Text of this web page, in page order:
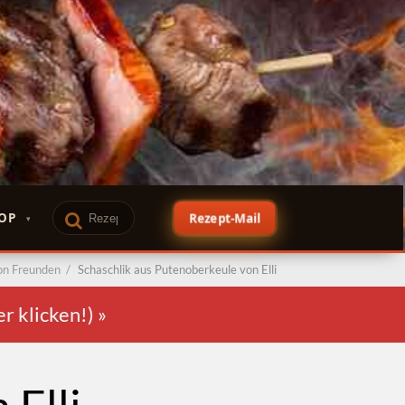
Rezept-Mail
Freunden / Schaschlik aus Putenoberkeule von Elli
klicken!) »